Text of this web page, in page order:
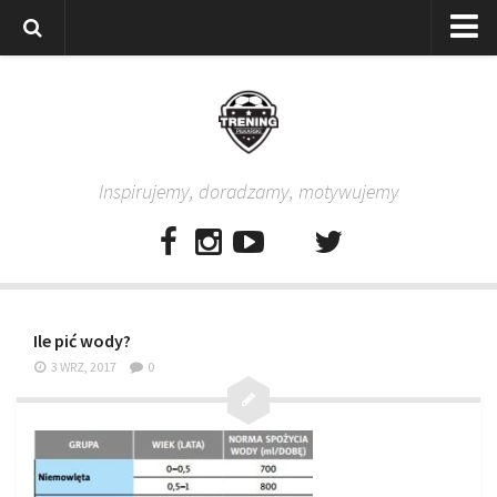
Rodzice
Baza ćwiczeń
Pro Training
Aplikacja Pro Training – Trening Piłkarski
Plan treningowy “Piłkarski W-F w domu”
Inspirujemy, doradzamy, motywujemy
Ile pić wody?
3 WRZ, 2017 0